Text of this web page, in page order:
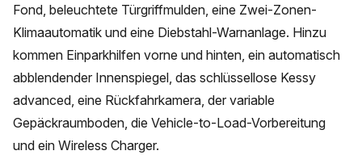
Fond, beleuchtete Türgriffmulden, eine Zwei-Zonen-
Klimaautomatik und eine Diebstahl-Warnanlage. Hinzu
kommen Einparkhilfen vorne und hinten, ein automatisch
abblendender Innenspiegel, das schlüssellose Kessy
advanced, eine Rückfahrkamera, der variable
Gepäckraumboden, die Vehicle-to-Load-Vorbereitung
und ein Wireless Charger.